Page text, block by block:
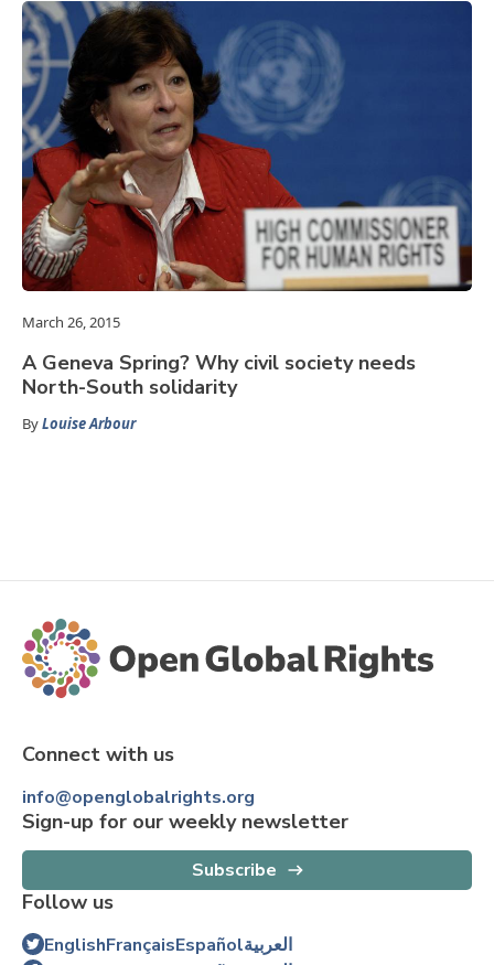
March 26, 2015
A Geneva Spring? Why civil society needs
North-South solidarity
ByLouise Arbour
Connect with us
info@openglobalrights.org
Sign-up for our weekly newsletter
Subscribe
Follow us
EnglishFrançaisEspañolالعربية